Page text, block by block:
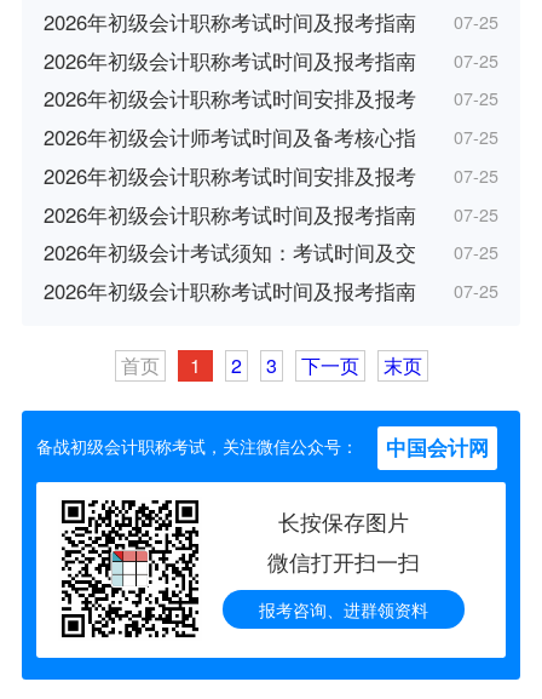
2026年初级会计职称考试时间及报考指南 07-25
2026年初级会计职称考试时间及报考指南 07-25
2026年初级会计职称考试时间安排及报考 07-25
2026年初级会计师考试时间及备考核心指 07-25
2026年初级会计职称考试时间安排及报考 07-25
2026年初级会计职称考试时间及报考指南 07-25
2026年初级会计考试须知：考试时间及交 07-25
2026年初级会计职称考试时间及报考指南 07-25
首页 1 2 3 下一页 末页
备战初级会计职称考试，关注微信公众号： 中国会计网
长按保存图片
微信打开扫一扫
报考咨询、进群领资料